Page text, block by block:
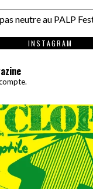
neutre au PALP
INSTAGRAM